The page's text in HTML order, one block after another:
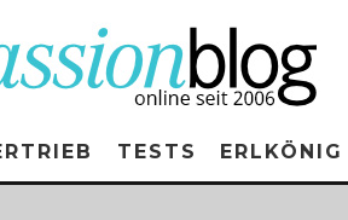
TESTS ERLKÖNIG